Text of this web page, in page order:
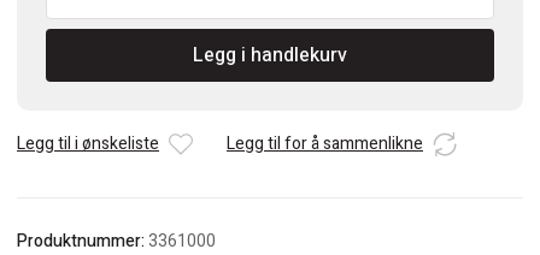
med
antall
Legg i handlekurv
Legg til i ønskeliste Legg til for å sammenlikne
Produktnummer:3361000